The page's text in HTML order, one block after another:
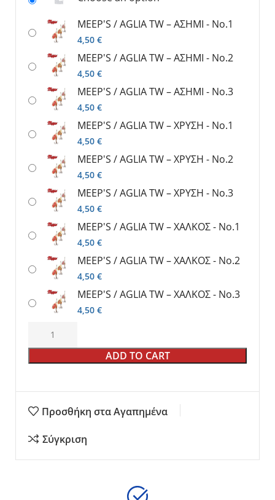
MEEP'S / AGLIA TW – ΑΣΗΜΙ - No.1
4,50 €
MEEP'S / AGLIA TW – ΑΣΗΜΙ - No.2
4,50 €
MEEP'S / AGLIA TW – ΑΣΗΜΙ - No.3
4,50 €
MEEP'S / AGLIA TW – ΧΡΥΣΗ - No.1
4,50 €
MEEP'S / AGLIA TW – ΧΡΥΣΗ - No.2
4,50 €
MEEP'S / AGLIA TW – ΧΡΥΣΗ - No.3
4,50 €
MEEP'S / AGLIA TW – ΧΑΛΚΟΣ - No.1
4,50 €
MEEP'S / AGLIA TW – ΧΑΛΚΟΣ - No.2
4,50 €
MEEP'S / AGLIA TW – ΧΑΛΚΟΣ - No.3
4,50 €
ADD TO CART
Προσθήκη στα Αγαπημένα
Σύγκριση